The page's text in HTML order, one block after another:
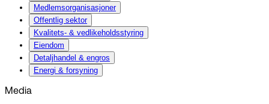
Medlemsorganisasjoner
Offentlig sektor
Kvalitets- & vedlikeholdsstyring
Eiendom
Detaljhandel & engros
Energi & forsyning
Media